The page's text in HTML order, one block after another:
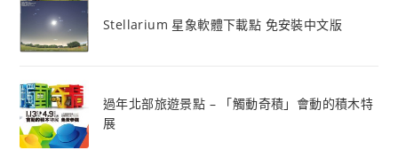
Stellarium 星象軟體下載點 免安裝中文版
過年北部旅遊景點 – 「觸動奇積」會動的積木特
展